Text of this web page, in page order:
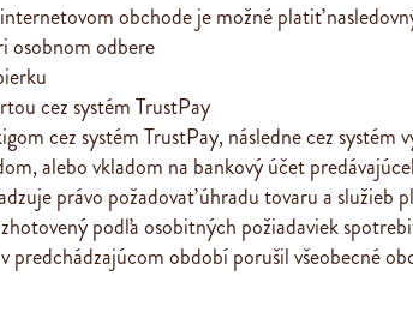
obchode je možné platiť
osobnom odbere
cez systém TrustPay
cez systém TrustPay, následne cez systém
alebo vkladom na bankový účet
právo požadovať úhradu tovaru a služieb
podľa osobitných požiadaviek
predchádzajúcom období porušil všeobecné